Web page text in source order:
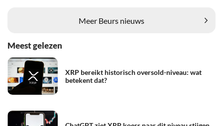
Meer Beurs nieuws
Meest gelezen
XRP bereikt historisch oversold-niveau: wat
betekent dat?